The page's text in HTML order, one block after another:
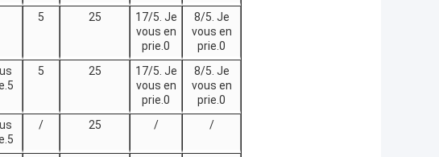
5 25
17/5. Je
vous en
prie.0
8/5. Je
vous en
prie.0
5 25
17/5. Je
vous en
prie.0
8/5. Je
vous en
prie.0
/ 25 / /